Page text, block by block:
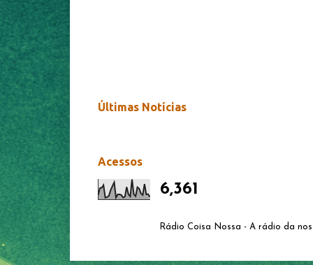
Últimas Notícias
Acessos
6,361
Rádio Coisa Nossa - A rádio da